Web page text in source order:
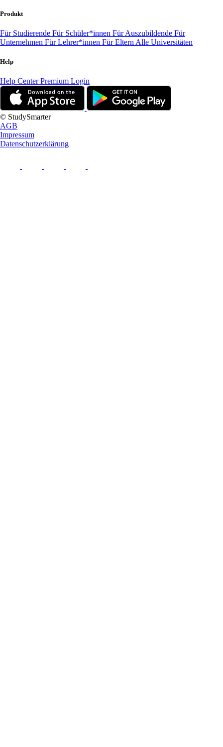
Produkt
Für Studierende Für Schüler*innen Für Auszubildende Für
Unternehmen Für Lehrer*innen Für Eltern Alle Universitäten
Help
Help CenterPremium Login
© StudySmarter
AGB
Impressum
Datenschutzerklärung